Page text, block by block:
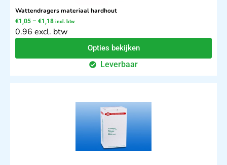
Wattendragers materiaal hardhout
€1,05 – €1,18 incl. btw
0.96 excl. btw
Opties bekijken
Leverbaar